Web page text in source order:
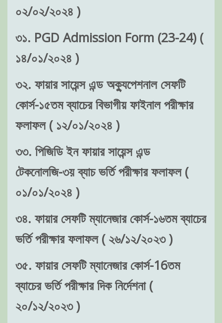
০২/০২/২০২৪ )
৩১. PGD Admission Form (23-24) (
১৪/০১/২০২৪ )
৩২. ফায়ার সায়েন্স এন্ড অক্যুপেশনাল সেফটি
কোর্স-১৫তম ব্যাচের বিভাগীয় ফাইনাল পরীক্ষার
ফলাফল ( ১২/০১/২০২৪ )
৩৩. পিজিডি ইন ফায়ার সায়েন্স এন্ড
টেকনোলজি-৩য় ব্যাচ ভর্তি পরীক্ষার ফলাফল (
০১/০১/২০২৪ )
৩৪. ফায়ার সেফটি ম্যানেজার কোর্স-১৬তম ব্যাচের
ভর্তি পরীক্ষার ফলাফল ( ২৬/১২/২০২৩ )
৩৫. ফায়ার সেফটি ম্যানেজার কোর্স-16তম
ব্যাচের ভর্তি পরীক্ষার দিক নির্দেশনা (
২০/১২/২০২৩ )